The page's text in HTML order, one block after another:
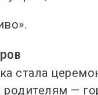
стала
родителям —